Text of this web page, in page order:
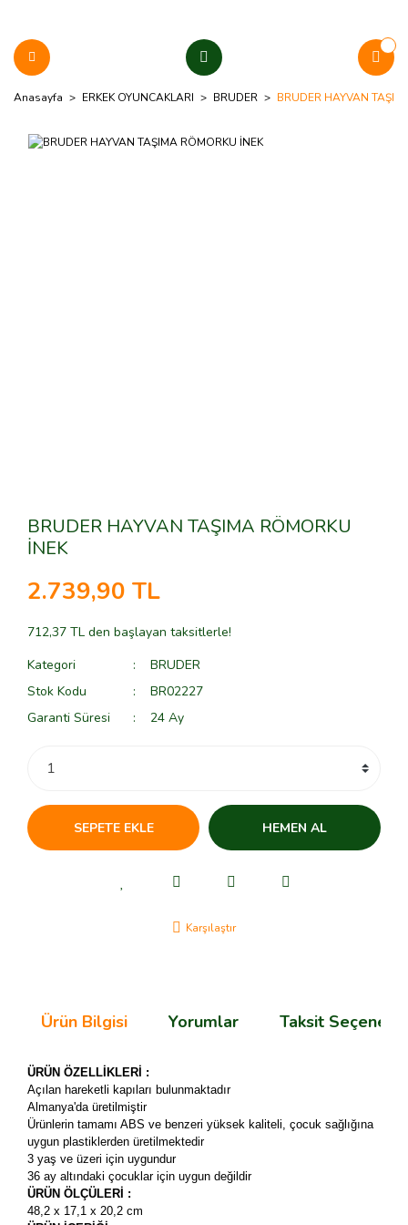
Anasayfa ERKEK OYUNCAKLARI BRUDER BRUDER HAYVAN
BRUDER HAYVAN TAŞIMA RÖMORKU
İNEK
2.739,90 TL
712,37 TL den başlayan taksitlerle!
Kategori
BRUDER
Stok Kodu
BR02227
Garanti Süresi
24 Ay
SEPETE EKLE HEMEN AL
Karşılaştır
Ürün Bilgisi Yorumlar Taksit
ÜRÜN ÖZELLİKLERİ :
Açılan hareketli kapıları bulunmaktadır
Almanya'da üretilmiştir
Ürünlerin tamamı ABS ve benzeri yüksek kaliteli, çocuk sağlığına
uygun plastiklerden üretilmektedir
3 yaş ve üzeri için uygundur
36 ay altındaki çocuklar için uygun değildir
ÜRÜN ÖLÇÜLERİ :
48,2 x 17,1 x 20,2 cm